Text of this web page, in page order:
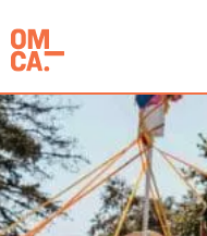
到
内
容
加州奥克兰博物馆(OMCA)